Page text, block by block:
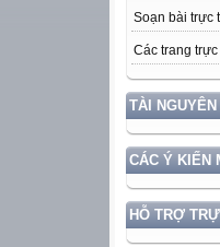
Soạn bài trực
Các trang
TÀI
CÁC Ý KIẾN
HỖ TRỢ